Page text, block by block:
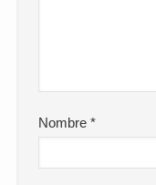
Nombre*